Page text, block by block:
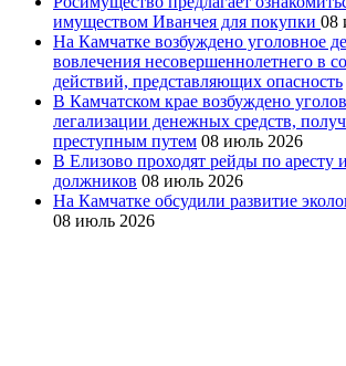
имуществом Иванчея для покупки 08
На Камчатке возбуждено уголовное
вовлечения несовершеннолетнего в
действий, представляющих опасность
В Камчатском крае возбуждено
легализации денежных средств,
преступным путем 08 июль 2026
В Елизово проходят рейды по аресту
должников 08 июль 2026
На Камчатке обсудили развитие
08 июль 2026